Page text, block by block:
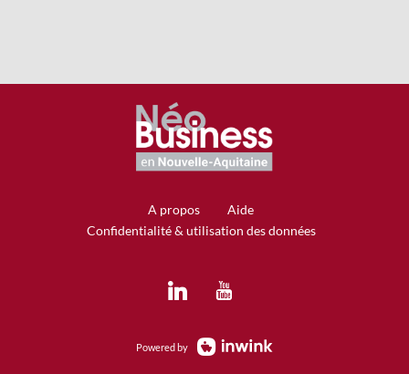
A propos
Aide
Confidentialité & utilisation des données
Powered by